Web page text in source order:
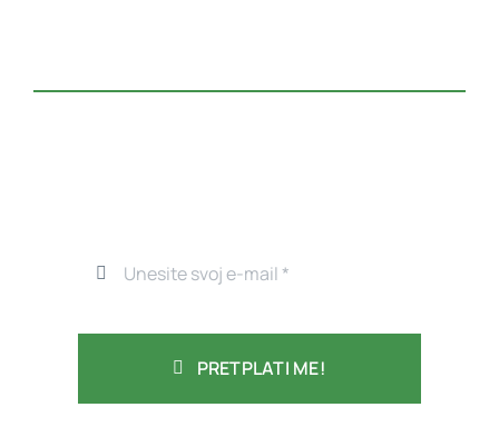
PRETPLATI ME!